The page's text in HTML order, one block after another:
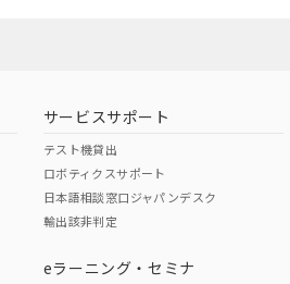
サービスサポート
テスト機貸出
ロボティクスサポート
日本語相談窓口ジャパンデスク
輸出該非判定
eラーニング・セミナ